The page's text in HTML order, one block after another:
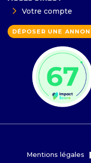
Votre compte
DÉPOSER UNE
Mentions légales